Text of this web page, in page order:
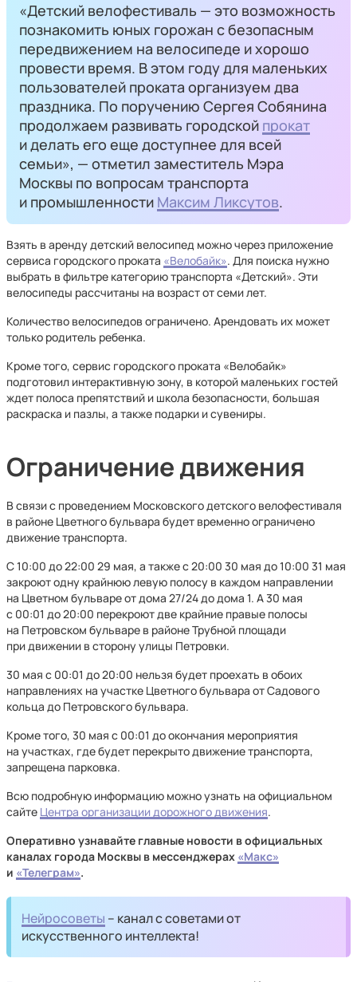
«Детский велофестиваль — это возможность
познакомить юных горожан с безопасным
передвижением на велосипеде и хорошо
провести время. В этом году для маленьких
пользователей проката организуем два
праздника. По поручению Сергея Собянина
продолжаем развивать городской прокат
и делать его еще доступнее для всей
семьи», — отметил заместитель Мэра
Москвы по вопросам транспорта
и промышленности Максим Ликсутов.
Взять в аренду детский велосипед можно через приложение
сервиса городского проката «Велобайк». Для поиска нужно
выбрать в фильтре категорию транспорта «Детский». Эти
велосипеды рассчитаны на возраст от семи лет.
Количество велосипедов ограничено. Арендовать их может
только родитель ребенка.
Кроме того, сервис городского проката «Велобайк»
подготовил интерактивную зону, в которой маленьких гостей
ждет полоса препятствий и школа безопасности, большая
раскраска и пазлы, а также подарки и сувениры.
Ограничение движения
В связи с проведением Московского детского велофестиваля
в районе Цветного бульвара будет временно ограничено
движение транспорта.
С 10:00 до 22:00 29 мая, а также с 20:00 30 мая до 10:00 31 мая
закроют одну крайнюю левую полосу в каждом направлении
на Цветном бульваре от дома 27/24 до дома 1. А 30 мая
с 00:01 до 20:00 перекроют две крайние правые полосы
на Петровском бульваре в районе Трубной площади
при движении в сторону улицы Петровки.
30 мая с 00:01 до 20:00 нельзя будет проехать в обоих
направлениях на участке Цветного бульвара от Садового
кольца до Петровского бульвара.
Кроме того, 30 мая с 00:01 до окончания мероприятия
на участках, где будет перекрыто движение транспорта,
запрещена парковка.
Всю подробную информацию можно узнать на официальном
сайте Центра организации дорожного движения.
Оперативно узнавайте главные новости в официальных
каналах города Москвы в мессенджерах «Макс»
и «Телеграм».
Нейросоветы – канал с советами от
искусственного интеллекта!